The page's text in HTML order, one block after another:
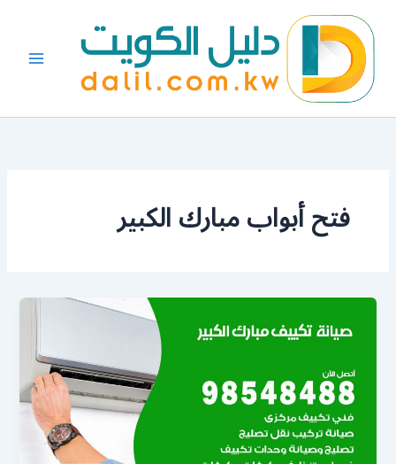
المحتوى
فتح أبواب مبارك الكبير